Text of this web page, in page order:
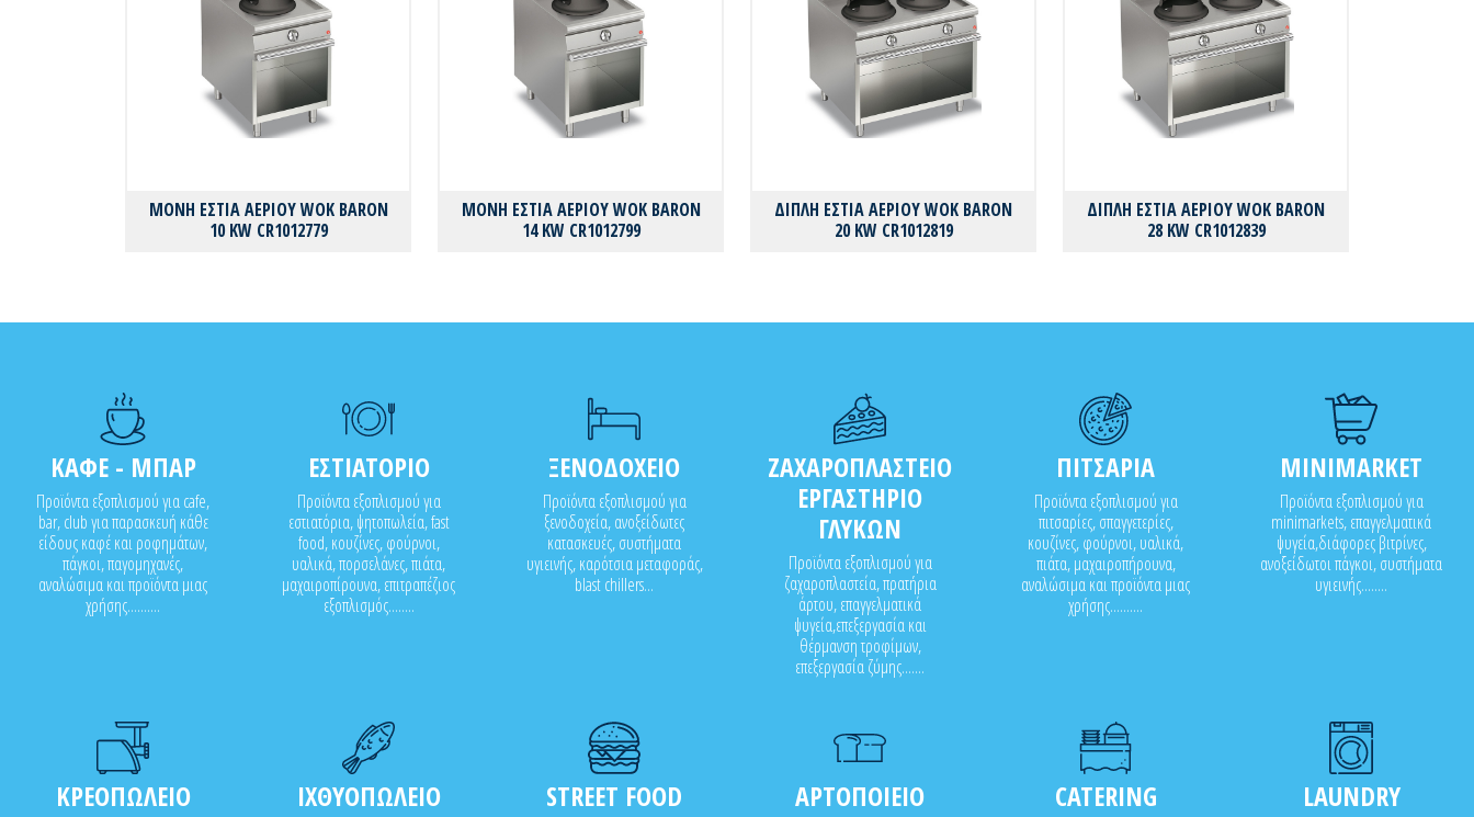
ΜΟΝΗ ΕΣΤΙΑ ΑΕΡΙΟΥ WOK BARON
10 KW CR1012779
ΜΟΝΗ ΕΣΤΙΑ ΑΕΡΙΟΥ WOK BARON
14 KW CR1012799
ΔΙΠΛΗ ΕΣΤΙΑ ΑΕΡΙΟΥ WOK BARON
20 KW CR1012819
ΔΙΠΛΗ ΕΣΤΙΑ ΑΕΡΙΟΥ WOK BARON
28 KW CR1012839
ΚΑΦΕ - ΜΠΑΡ
Προϊόντα εξοπλισμού για cafe,
bar, club για παρασκευή κάθε
είδους καφέ και ροφημάτων,
πάγκοι, παγομηχανές,
αναλώσιμα και προϊόντα μιας
χρήσης..........
ΕΣΤΙΑΤΟΡΙΟ
Προϊόντα εξοπλισμού για
εστιατόρια, ψητοπωλεία, fast
food, κουζίνες, φούρνοι,
υαλικά, πορσελάνες, πιάτα,
μαχαιροπίρουνα, επιτραπέζιος
εξοπλισμός........
ΞΕΝΟΔΟΧΕΙΟ
Προϊόντα εξοπλισμού για
ξενοδοχεία, ανοξείδωτες
κατασκευές, συστήματα
υγιεινής, καρότσια μεταφοράς,
blast chillers...
ΖΑΧΑΡΟΠΛΑΣΤΕΙΟ
ΕΡΓΑΣΤΗΡΙΟ
ΓΛΥΚΩΝ
Προϊόντα εξοπλισμού για
ζαχαροπλαστεία, πρατήρια
άρτου, επαγγελματικά
ψυγεία,επεξεργασία και
θέρμανση τροφίμων,
επεξεργασία ζύμης.......
ΠΙΤΣΑΡΙΑ
Προϊόντα εξοπλισμού για
πιτσαρίες, σπαγγετερίες,
κουζίνες, φούρνοι, υαλικά,
πιάτα, μαχαιροπήρουνα,
αναλώσιμα και προϊόντα μιας
χρήσης..........
MINIMARKET
Προϊόντα εξοπλισμού για
minimarkets, επαγγελματικά
ψυγεία,διάφορες βιτρίνες,
ανοξείδωτοι πάγκοι, συστήματα
υγιεινής........
ΚΡΕΟΠΩΛΕΙΟ ΙΧΘΥΟΠΩΛΕΙΟ STREET FOOD ΑΡΤΟΠΟΙΕΙΟ CATERING LAUNDRY